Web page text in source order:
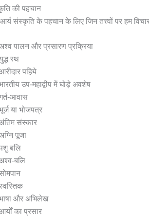
की पहचान
संस्कृति के पहचान के लिए जिन तत्त्वों पर हम
पालन और प्रसारण प्रक्रिया
रथ
पहिये
उप-महाद्वीप में घोड़े अवशेष
आवास
या भोजपत्र
संस्कार
पूजा
बलि
बलि
और अभिलेख
का प्रसार